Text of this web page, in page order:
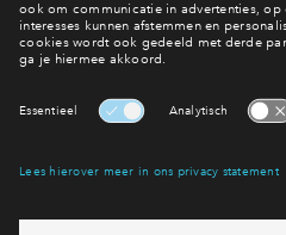
Interesse? Meld
Hiermee blijf je op de hoogte